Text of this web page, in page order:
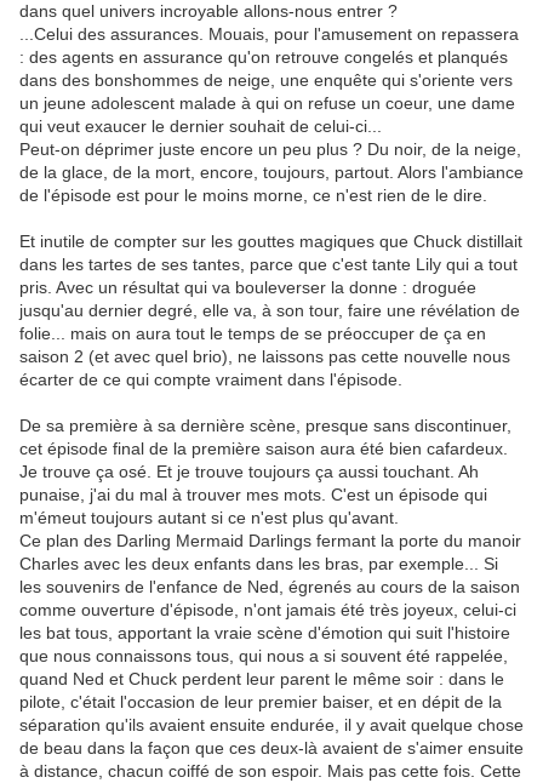
dans quel univers incroyable allons-nous entrer ?
...Celui des assurances. Mouais, pour l'amusement on repassera
: des agents en assurance qu'on retrouve congelés et planqués
dans des bonshommes de neige, une enquête qui s'oriente vers
un jeune adolescent malade à qui on refuse un coeur, une dame
qui veut exaucer le dernier souhait de celui-ci...
Peut-on déprimer juste encore un peu plus ? Du noir, de la neige,
de la glace, de la mort, encore, toujours, partout. Alors l'ambiance
de l'épisode est pour le moins morne, ce n'est rien de le dire.
Et inutile de compter sur les gouttes magiques que Chuck distillait
dans les tartes de ses tantes, parce que c'est tante Lily qui a tout
pris. Avec un résultat qui va bouleverser la donne : droguée
jusqu'au dernier degré, elle va, à son tour, faire une révélation de
folie... mais on aura tout le temps de se préoccuper de ça en
saison 2 (et avec quel brio), ne laissons pas cette nouvelle nous
écarter de ce qui compte vraiment dans l'épisode.
De sa première à sa dernière scène, presque sans discontinuer,
cet épisode final de la première saison aura été bien cafardeux.
Je trouve ça osé. Et je trouve toujours ça aussi touchant. Ah
punaise, j'ai du mal à trouver mes mots. C'est un épisode qui
m'émeut toujours autant si ce n'est plus qu'avant.
Ce plan des Darling Mermaid Darlings fermant la porte du manoir
Charles avec les deux enfants dans les bras, par exemple... Si
les souvenirs de l'enfance de Ned, égrenés au cours de la saison
comme ouverture d'épisode, n'ont jamais été très joyeux, celui-ci
les bat tous, apportant la vraie scène d'émotion qui suit l'histoire
que nous connaissons tous, qui nous a si souvent été rappelée,
quand Ned et Chuck perdent leur parent le même soir : dans le
pilote, c'était l'occasion de leur premier baiser, et en dépit de la
séparation qu'ils avaient ensuite endurée, il y avait quelque chose
de beau dans la façon que ces deux-là avaient de s'aimer ensuite
à distance, chacun coiffé de son espoir. Mais pas cette fois. Cette